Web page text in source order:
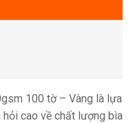
100 tờ – Vàng là lựa
cao về chất lượng bìa